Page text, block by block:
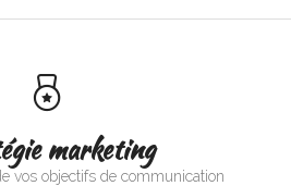
marketing
vos objectifs de communication